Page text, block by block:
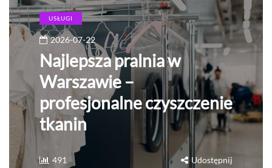
USŁUGI
2026-07-22
Najlepsza pralnia w
Warszawie –
profesjonalne czyszczenie
tkanin
491 Udostępnij